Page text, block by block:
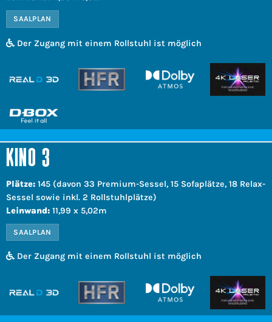
SAALPLAN
Der Zugang mit einem Rollstuhl ist möglich
KINO 3
Plätze: 145 (davon 33 Premium-Sessel, 15 Sofaplätze, 18 Relax-
Sessel sowie inkl. 2 Rollstuhlplätze)
Leinwand: 11,99 x 5,02m
SAALPLAN
Der Zugang mit einem Rollstuhl ist möglich